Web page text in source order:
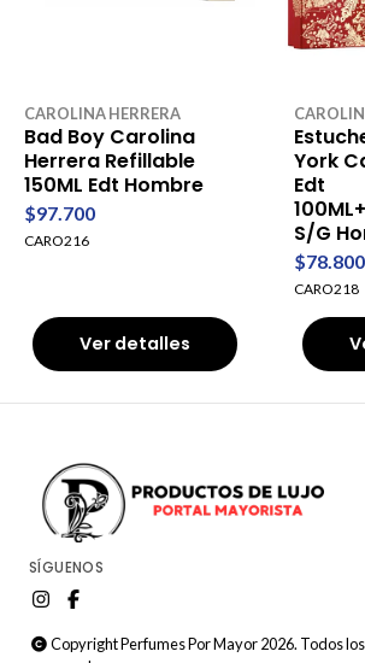
CAROLINA HERRERA
Bad Boy Carolina
Herrera Refillable
150ML Edt Hombre
$97.700
CARO216
Ver detalles
York
Edt
S/G
$78.800
CARO218
SÍGUENOS
Copyright Perfumes Por Mayor 2026. Todos